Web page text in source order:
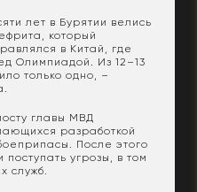
лет в Бурятии велись
который
в Китай, где
Олимпиадой. Из 12–13
только одно, –
главы МВД
разработкой
После этого
поступать угрозы, в том
служб.